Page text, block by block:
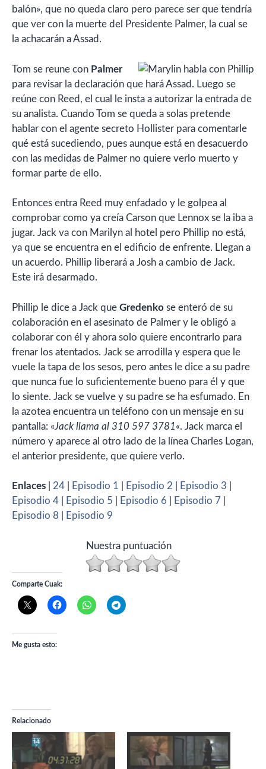
balón», que no queda claro pero parece ser que tendría
que ver con la muerte del Presidente Palmer, la cual se
la achacarán a Assad.
Tom se reune con Palmer
para revisar la declaración que hará Assad. Luego se
reúne con Reed, el cual le insta a autorizar la entrada de
su analista. Cuando Tom se queda a solas pretende
hablar con el agente secreto Hollister para comentarle
qué está sucediendo, pues aunque está en desacuerdo
con las medidas de Palmer no quiere verlo muerto y
formar parte de ello.
Entonces entra Reed muy enfadado y le golpea al
comprobar como ya creía Carson que Lennox se la iba a
jugar. Jack va con Marilyn al hotel pero Phillip no está,
ya que se encuentra en el edificio de enfrente. Llegan a
un acuerdo. Phillip liberará a Josh a cambio de Jack.
Este irá desarmado.
Phillip le dice a Jack que Gredenko se enteró de su
colaboración en el asesinato de Palmer y le obligó a
colaborar con él y ahora solo quiere encontrarlo para
frenar los atentados. Jack se arrodilla y espera que le
vuele la tapa de los sesos, pero antes le dice a su padre
que nunca fue lo suficientemente bueno para él y que
lo siente. Jack se vuelve y su padre se ha esfumado. En
la azotea encuentra un teléfono con un mensaje en su
pantalla: «Jack llama al 310 597 3781«. Jack marca el
número y aparece al otro lado de la línea Charles Logan,
el anterior presidente, que quiere verlo.
Enlaces 24 Episodio 1 Episodio 2 Episodio 3
Episodio 4
Episodio 5 Episodio 6 Episodio 7
Episodio 8
Episodio 9
Nuestra puntuación
Comparte Cuak:
Me gusta esto:
Relacionado